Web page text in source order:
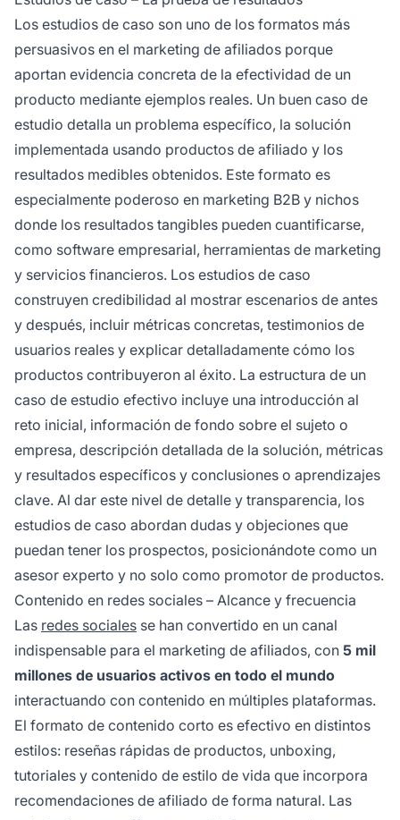
Los estudios de caso son uno de los formatos más
persuasivos en el marketing de afiliados porque
aportan evidencia concreta de la efectividad de un
producto mediante ejemplos reales. Un buen caso de
estudio detalla un problema específico, la solución
implementada usando productos de afiliado y los
resultados medibles obtenidos. Este formato es
especialmente poderoso en marketing B2B y nichos
donde los resultados tangibles pueden cuantificarse,
como software empresarial, herramientas de marketing
y servicios financieros. Los estudios de caso
construyen credibilidad al mostrar escenarios de antes
y después, incluir métricas concretas, testimonios de
usuarios reales y explicar detalladamente cómo los
productos contribuyeron al éxito. La estructura de un
caso de estudio efectivo incluye una introducción al
reto inicial, información de fondo sobre el sujeto o
empresa, descripción detallada de la solución, métricas
y resultados específicos y conclusiones o aprendizajes
clave. Al dar este nivel de detalle y transparencia, los
estudios de caso abordan dudas y objeciones que
puedan tener los prospectos, posicionándote como un
asesor experto y no solo como promotor de productos.
Contenido en redes sociales – Alcance y frecuencia
Las redes sociales se han convertido en un canal
indispensable para el marketing de afiliados, con 5 mil
millones de usuarios activos en todo el mundo
interactuando con contenido en múltiples plataformas.
El formato de contenido corto es efectivo en distintos
estilos: reseñas rápidas de productos, unboxing,
tutoriales y contenido de estilo de vida que incorpora
recomendaciones de afiliado de forma natural. Las